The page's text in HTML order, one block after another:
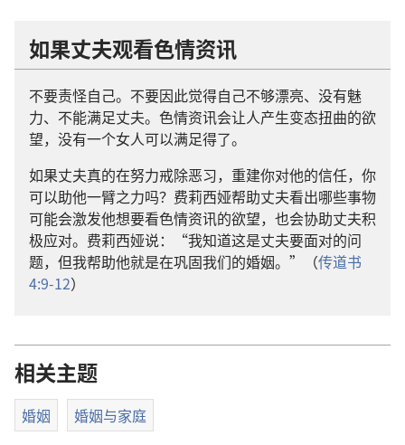
如果丈夫观看色情资讯
不要责怪自己。不要因此觉得自己不够漂亮、没有魅
力、不能满足丈夫。色情资讯会让人产生变态扭曲的欲
望，没有一个女人可以满足得了。
如果丈夫真的在努力戒除恶习，重建你对他的信任，你
可以助他一臂之力吗？费莉西娅帮助丈夫看出哪些事物
可能会激发他想要看色情资讯的欲望，也会协助丈夫积
极应对。费莉西娅说：“我知道这是丈夫要面对的问
题，但我帮助他就是在巩固我们的婚姻。”（传道书
4:9-12）
相关主题
婚姻 婚姻与家庭